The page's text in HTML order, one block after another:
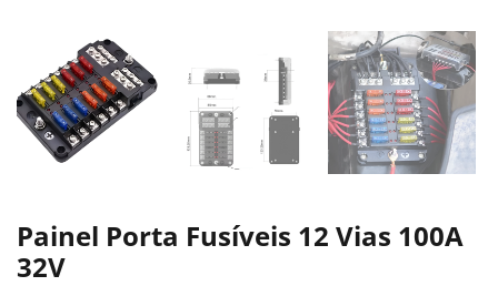
Painel Porta Fusíveis 12 Vias 100A
32V